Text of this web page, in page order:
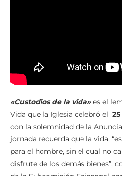
«Custodios de la vida»es el
Vida que la Iglesia celebró el
con la solemnidad de la
jornada recuerda que la vida,
para el hombre, sin el cual no
disfrute de los demás bienes”,